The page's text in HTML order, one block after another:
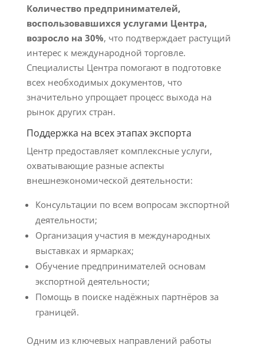
Количество предпринимателей,
воспользовавшихся услугами Центра,
возросло на 30%, что подтверждает растущий
интерес к международной торговле.
Специалисты Центра помогают в подготовке
всех необходимых документов, что
значительно упрощает процесс выхода на
рынок других стран.
Поддержка на всех этапах экспорта
Центр предоставляет комплексные услуги,
охватывающие разные аспекты
внешнеэкономической деятельности:
Консультации по всем вопросам экспортной
деятельности;
Организация участия в международных
выставках и ярмарках;
Обучение предпринимателей основам
экспортной деятельности;
Помощь в поиске надёжных партнёров за
границей.
Одним из ключевых направлений работы